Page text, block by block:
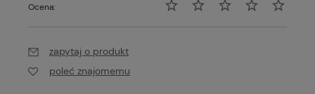
Ocena:
zapytaj o produkt
poleć znajomemu